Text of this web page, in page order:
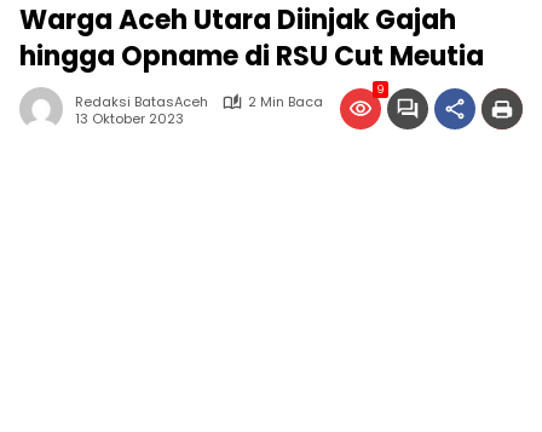
Warga Aceh Utara Diinjak Gajah
hingga Opname di RSU Cut Meutia
Redaksi BatasAceh
2 Min Baca
13 Oktober 2023
9